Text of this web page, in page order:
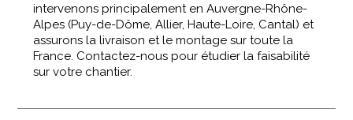
intervenons principalement en Auvergne-Rhône-
Alpes (Puy-de-Dôme, Allier, Haute-Loire, Cantal) et
assurons la livraison et le montage sur toute la
France. Contactez-nous pour étudier la faisabilité
sur votre chantier.